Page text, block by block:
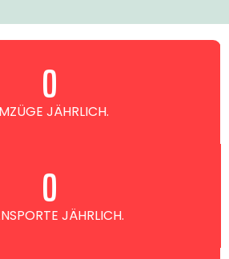
JÄHRLICH.
0
JÄHRLICH.
0